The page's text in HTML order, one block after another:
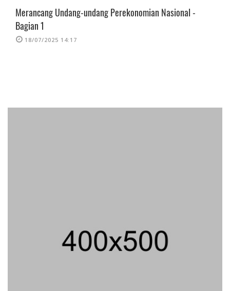
Merancang Undang-undang Perekonomian Nasional -
Bagian 1
18/07/2025 14:17